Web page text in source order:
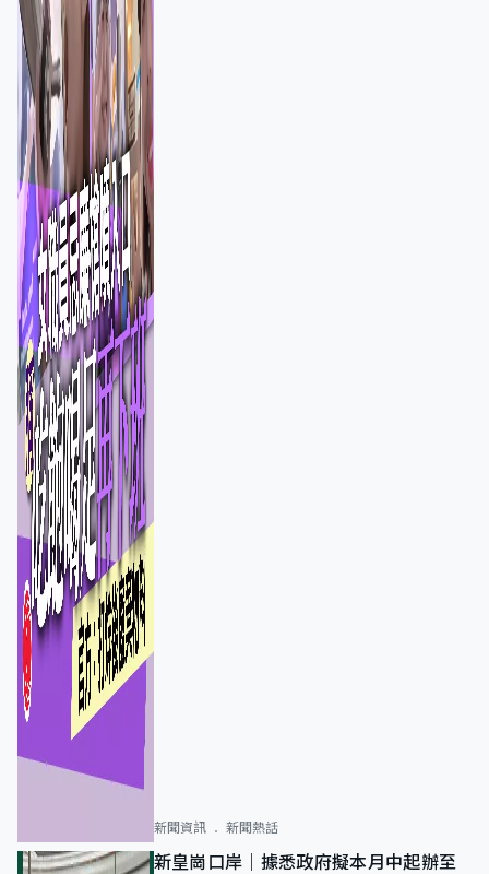
新聞資訊 新聞熱話
新皇崗口岸｜據悉政府擬本月中起辦至